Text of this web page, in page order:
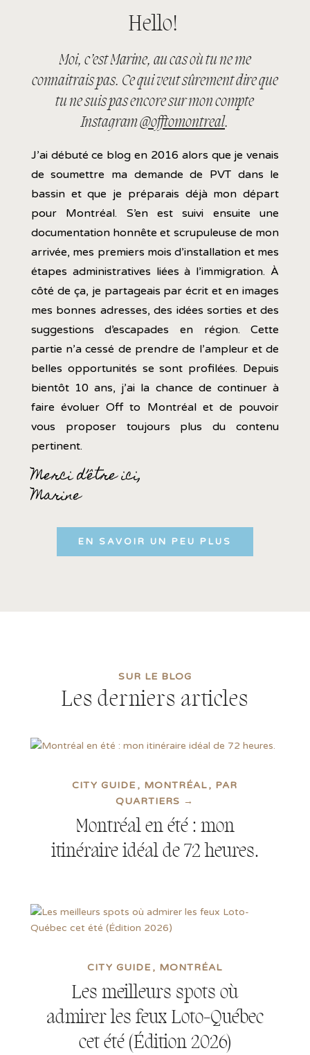
Hello!
Moi, c’est Marine, au cas où tu ne me
connaitrais pas. Ce qui veut sûrement dire que
tu ne suis pas encore sur mon compte
Instagram@offtomontreal.
J’ai débuté ce blog en 2016 alors que je venais
de soumettre ma demande de PVT dans le
bassin et que je préparais déjà mon départ
pour Montréal. S’en est suivi ensuite une
documentation honnête et scrupuleuse de mon
arrivée, mes premiers mois d’installation et mes
étapes administratives liées à l’immigration. À
côté de ça, je partageais par écrit et en images
mes bonnes adresses, des idées sorties et des
suggestions d’escapades en région. Cette
partie n’a cessé de prendre de l’ampleur et de
belles opportunités se sont profilées. Depuis
bientôt 10 ans, j’ai la chance de continuer à
faire évoluer Off to Montréal et de pouvoir
vous proposer toujours plus du contenu
pertinent.
Merci d’être ici,
Marine
EN SAVOIR UN PEU PLUS
SUR LE BLOG
Les derniers articles
Montréal en été : mon
itinéraire idéal de 72 heures.
CITY GUIDE MONTRÉAL
PAR
QUARTIERS →
Les meilleurs spots où
admirer les feux Loto-Québec
cet été (Édition 2026)
CITY GUIDE MONTRÉAL